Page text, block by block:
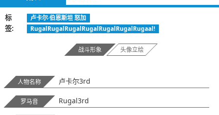
标
签
卢卡尔·伯恩斯坦 怒加
RugalRugalRugalRugalRugalRugalRugaal!
战斗形象 头像立绘
人物名称 卢卡尔3rd
罗马音 Rugal3rd